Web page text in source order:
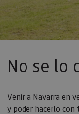
No se lo
Venir a Navarra en
y poder hacerlo con